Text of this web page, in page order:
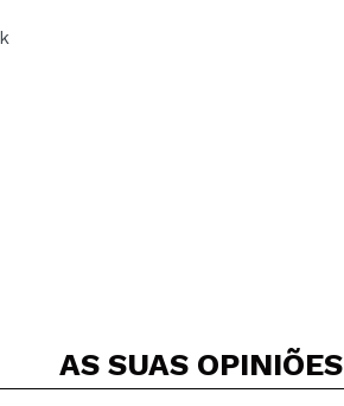
AS SUAS OPINIÕES